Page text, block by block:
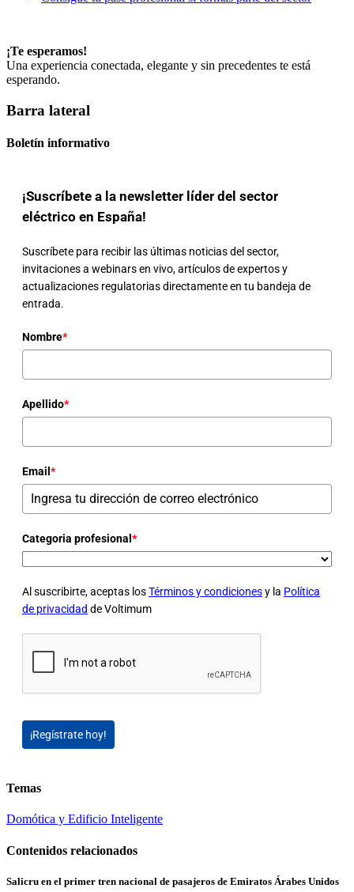
¡Te esperamos!
Una experiencia conectada, elegante y sin precedentes te está
esperando.
Barra lateral
Boletín informativo
¡Suscríbete a la newsletter líder del sector
eléctrico en España!
Suscríbete para recibir las últimas noticias del sector,
invitaciones a webinars en vivo, artículos de expertos y
actualizaciones regulatorias directamente en tu bandeja de
entrada.
Nombre*
Apellido*
Email *
Categoria profesional *
Al suscribirte, aceptas losTérminos y condicionesy la Política
de privacidad de Voltimum
¡Regístrate hoy!
Temas
Domótica y Edificio Inteligente
Contenidos relacionados
Salicru en el primer tren nacional de pasajeros de Emiratos Árabes Unidos